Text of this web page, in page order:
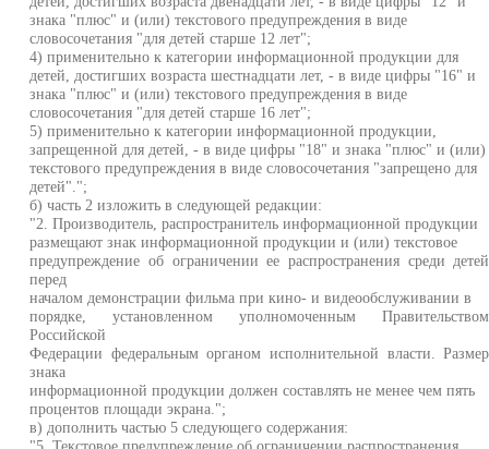
знака "плюс" и (или) текстового предупреждения в виде
словосочетания "для детей старше 12 лет";
4) применительно к категории информационной продукции для
детей, достигших возраста шестнадцати лет, - в виде цифры "16" и
знака "плюс" и (или) текстового предупреждения в виде
словосочетания "для детей старше 16 лет";
5) применительно к категории информационной продукции,
запрещенной для детей, - в виде цифры "18" и знака "плюс" и (или)
текстового предупреждения в виде словосочетания "запрещено для
детей".";
б) часть 2 изложить в следующей редакции:
"2. Производитель, распространитель информационной продукции
размещают знак информационной продукции и (или) текстовое
предупреждение об ограничении ее распространения среди детей
перед
началом демонстрации фильма при кино- и видеообслуживании в
порядке, установленном уполномоченным Правительством
Российской
Федерации федеральным органом исполнительной власти. Размер
знака
информационной продукции должен составлять не менее чем пять
процентов площади экрана.";
в) дополнить частью 5 следующего содержания:
"5. Текстовое предупреждение об ограничении распространения